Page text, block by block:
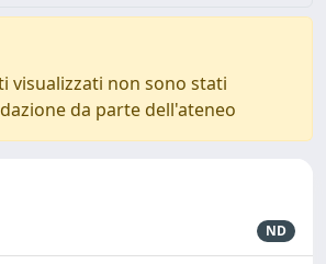
visualizzati non sono stati
da parte dell'ateneo
ND